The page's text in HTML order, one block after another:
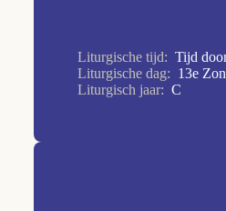
Aswoensdag
Liturgische tijd: Tijd
Liturgische dag: 13e
Liturgisch jaar: C